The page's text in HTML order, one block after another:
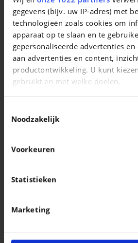
gegevens (bijv. uw IP-adres) met
technologieën zoals cookies om
apparaat op te slaan en te
gepersonaliseerde advertenties
aan advertenties en content,
productontwikkeling. U kunt
gebruikt en met welke doelen.
Informatie verzamelen over
locatie, die tot een paar meter
Uw apparaat identificeren
scannen op specifieke
Lees meer over hoe uw
in. U kunt uw toestemming op elk
intrekken in de Cookieverklaring.
Noodzakelijk
Voorkeuren
Statistieken
Marketing
Panamera 4 E-Hybrid (MY24)
149.999 EUR |